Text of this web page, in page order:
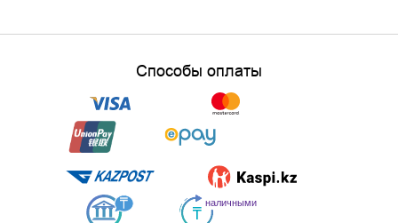
Способы оплаты